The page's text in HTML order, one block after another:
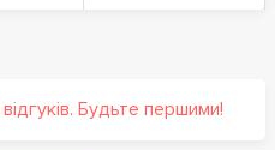
Будьте першими!